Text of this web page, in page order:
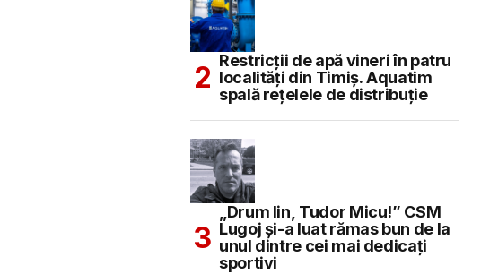
Restricții de apă vineri în patru
localități din Timiș. Aquatim
spală rețelele de distribuție
„Drum lin, Tudor Micu!” CSM
Lugoj și-a luat rămas bun de la
unul dintre cei mai dedicați
sportivi